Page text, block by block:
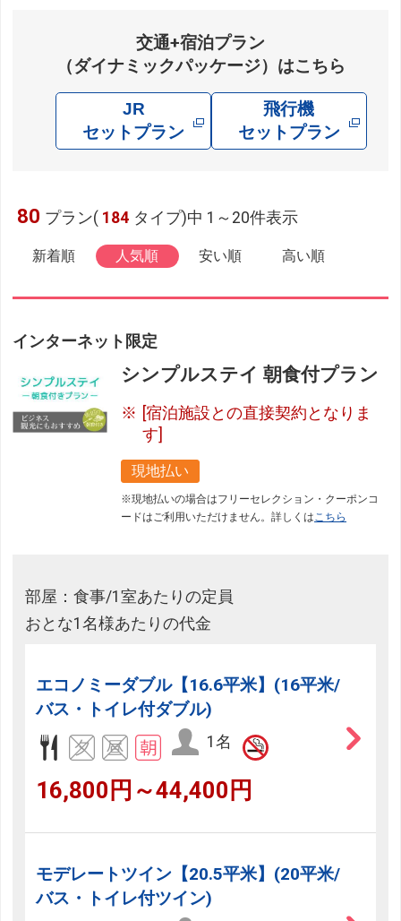
交通+宿泊プラン
（ダイナミックパッケージ）はこちら
JR
セットプラン
飛行機
セットプラン
80 プラン( 184 タイプ)中 1～20件表示
新着順 人気順 安い順 高い順
インターネット限定
シンプルステイ 朝食付プラン
[宿泊施設との直接契約となりま
す]
現地払い
※現地払いの場合はフリーセレクション・クーポンコ
ードはご利用いただけません。詳しくはこちら
部屋：食事/1室あたりの定員
おとな1名様あたりの代金
エコノミーダブル【16.6平米】(16平米/
バス・トイレ付ダブル)
1名
16,800円～44,400円
モデレートツイン【20.5平米】(20平米/
バス・トイレ付ツイン)